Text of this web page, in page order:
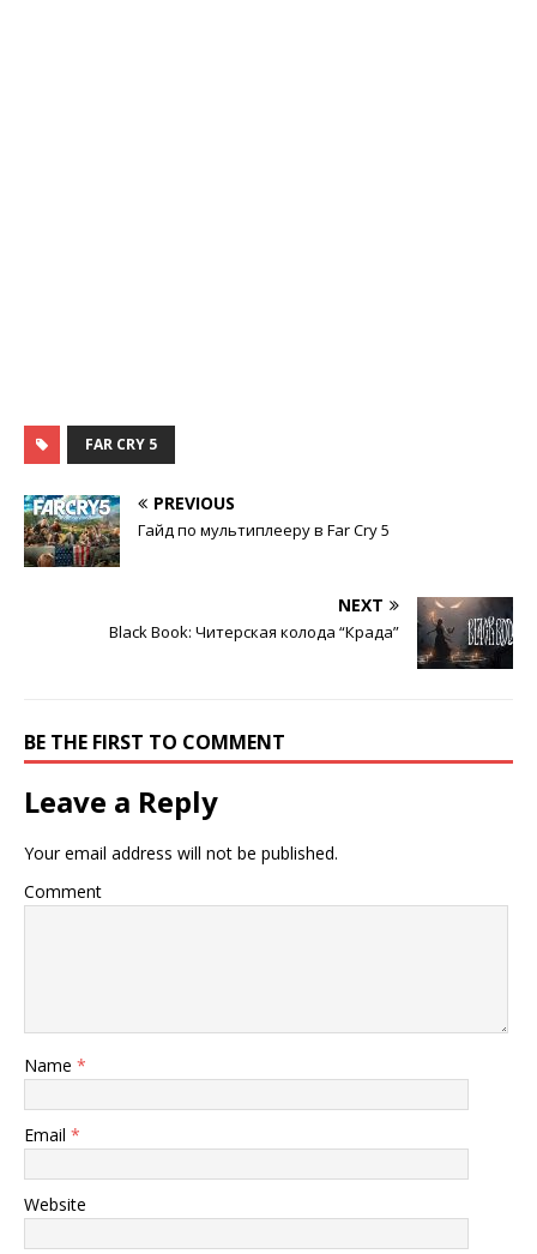
FAR CRY 5
PREVIOUS
Гайд по мультиплееру в Far Cry 5
NEXT
Black Book: Читерская колода “Крада”
BE THE FIRST TO COMMENT
Leave a Reply
Your email address will not be published.
Comment
Name *
Email *
Website